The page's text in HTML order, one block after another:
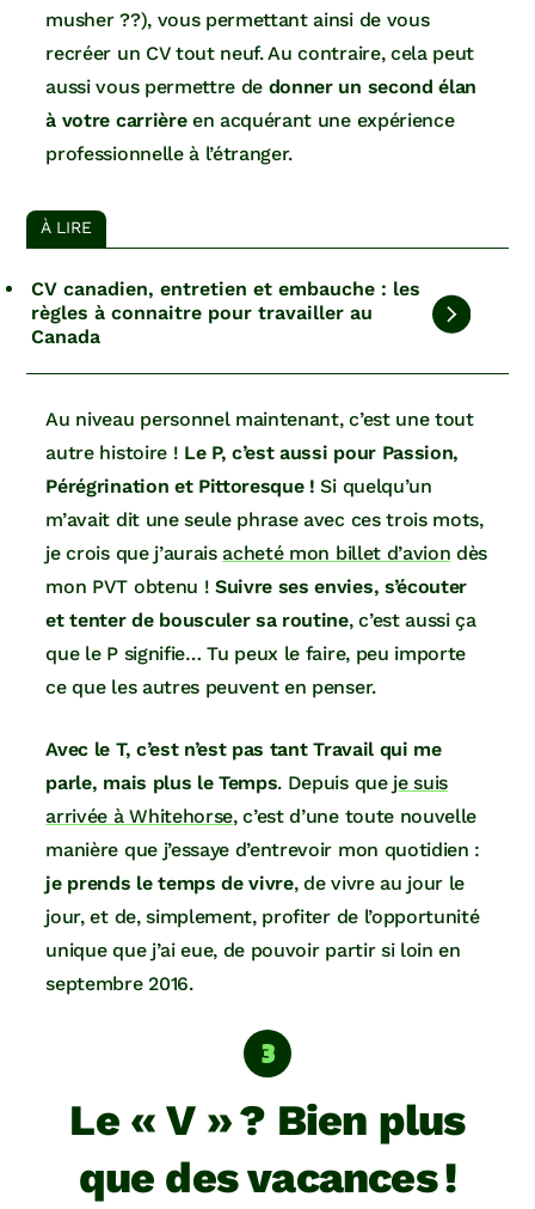
musher ??), vous permettant ainsi de vous
recréer un CV tout neuf. Au contraire, cela peut
aussi vous permettre de donner un second élan
à votre carrièreen acquérant une expérience
professionnelle à l’étranger.
À LIRE
CV canadien, entretien et embauche : les
règles à connaitre pour travailler au
Canada
Au niveau personnel maintenant, c’est une tout
autre histoire ! Le P, c’est aussi pour Passion,
Pérégrination et Pittoresque ! Si quelqu’un
m’avait dit une seule phrase avec ces trois mots,
je crois que j’aurais acheté mon billet d’avion dès
mon PVT obtenu ! Suivre ses envies, s’écouter
et tenter de bousculer sa routine, c’est aussi ça
que le P signifie… Tu peux le faire, peu importe
ce que les autres peuvent en penser.
Avec le T, c’est n’est pas tant Travail qui me
parle, mais plus le Temps. Depuis que je suis
arrivée à Whitehorse, c’est d’une toute nouvelle
manière que j’essaye d’entrevoir mon quotidien :
je prends le temps de vivre, de vivre au jour le
jour, et de, simplement, profiter de l’opportunité
unique que j’ai eue, de pouvoir partir si loin en
septembre 2016.
Le « V » ? Bien plus
que des vacances !